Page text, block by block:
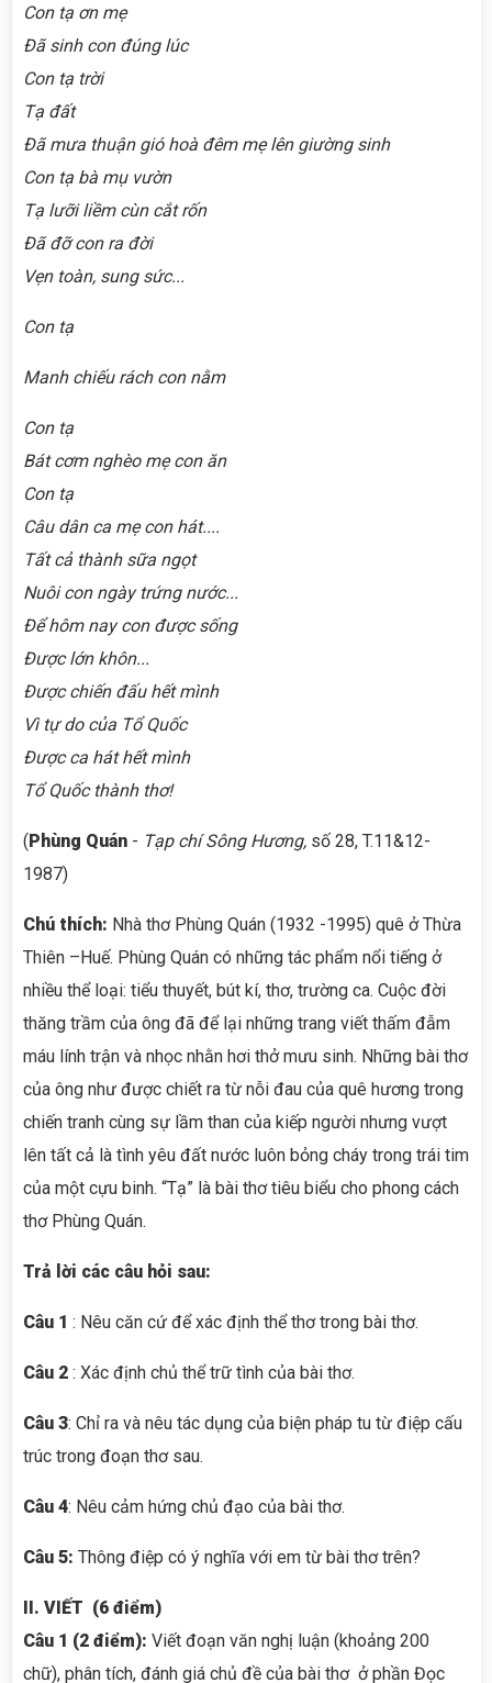
Con tạ ơn mẹ
Đã sinh con đúng lúc
Con tạ trời
Tạ đất
Đã mưa thuận gió hoà đêm mẹ lên giường sinh
Con tạ bà mụ vườn
Tạ lưỡi liềm cùn cắt rốn
Đã đỡ con ra đời
Vẹn toàn, sung sức...
Con tạ
Manh chiếu rách con nằm
Con tạ
Bát cơm nghèo mẹ con ăn
Con tạ
Câu dân ca mẹ con hát....
Tất cả thành sữa ngọt
Nuôi con ngày trứng nước...
Để hôm nay con được sống
Được lớn khôn...
Được chiến đấu hết mình
Vì tự do của Tổ Quốc
Được ca hát hết mình
Tổ Quốc thành thơ!
(Phùng Quán - Tạp chí Sông Hương, số 28, T.11&12-
1987)
Chú thích: Nhà thơ Phùng Quán (1932 -1995) quê ở Thừa
Thiên –Huế. Phùng Quán có những tác phẩm nổi tiếng ở
nhiều thể loại: tiểu thuyết, bút kí, thơ, trường ca. Cuộc đời
thăng trầm của ông đã để lại những trang viết thấm đẫm
máu lính trận và nhọc nhằn hơi thở mưu sinh. Những bài thơ
của ông như được chiết ra từ nỗi đau của quê hương trong
chiến tranh cùng sự lầm than của kiếp người nhưng vượt
lên tất cả là tình yêu đất nước luôn bỏng cháy trong trái tim
của một cựu binh. “Tạ” là bài thơ tiêu biểu cho phong cách
thơ Phùng Quán.
Trả lời các câu hỏi sau:
Câu 1 : Nêu căn cứ để xác định thể thơ trong bài thơ.
Câu 2 : Xác định chủ thể trữ tình của bài thơ.
Câu 3: Chỉ ra và nêu tác dụng của biện pháp tu từ điệp cấu
trúc trong đoạn thơ sau.
Câu 4: Nêu cảm hứng chủ đạo của bài thơ.
Câu 5: Thông điệp có ý nghĩa với em từ bài thơ trên?
II. VIẾT (6 điểm)
Câu 1 (2 điểm): Viết đoạn văn nghị luận (khoảng 200
chữ), phân tích, đánh giá chủ đề của bài thơ ở phần Đọc